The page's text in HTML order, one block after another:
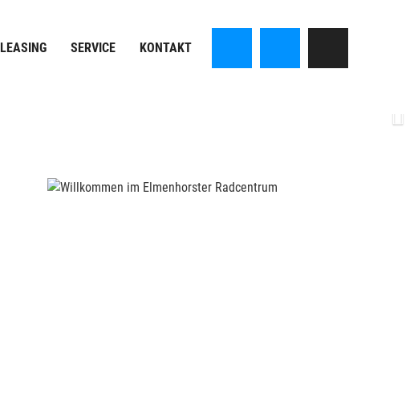
LEASING SERVICE KONTAKT